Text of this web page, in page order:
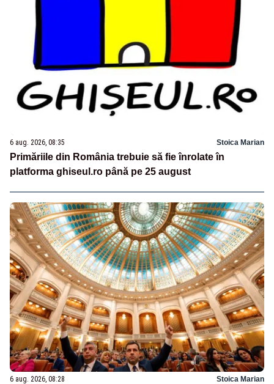
6 aug. 2026, 08:35 Stoica Marian
Primăriile din România trebuie să fie înrolate în
platforma ghiseul.ro până pe 25 august
6 aug. 2026, 08:28 Stoica Marian